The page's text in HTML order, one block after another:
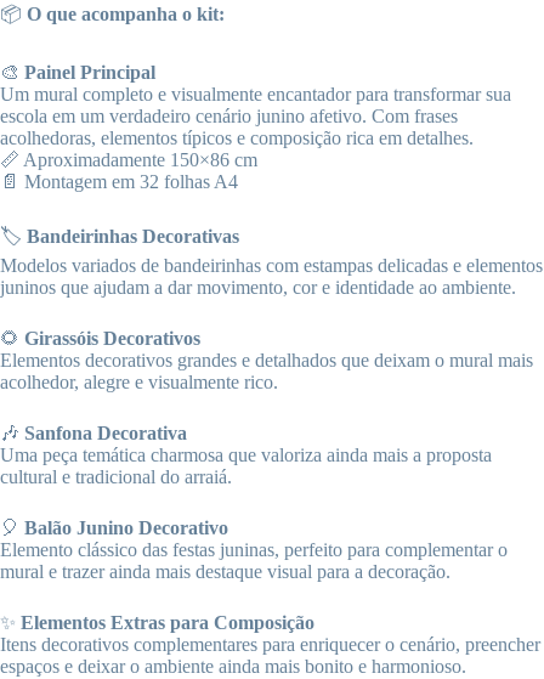
📦 O que acompanha o kit:
🎨 Painel Principal
Um mural completo e visualmente encantador para transformar sua
escola em um verdadeiro cenário junino afetivo. Com frases
acolhedoras, elementos típicos e composição rica em detalhes.
📏 Aproximadamente 150×86 cm
📄 Montagem em 32 folhas A4
🏷️ Bandeirinhas Decorativas
Modelos variados de bandeirinhas com estampas delicadas e elementos
juninos que ajudam a dar movimento, cor e identidade ao ambiente.
🌻 Girassóis Decorativos
Elementos decorativos grandes e detalhados que deixam o mural mais
acolhedor, alegre e visualmente rico.
🎶 Sanfona Decorativa
Uma peça temática charmosa que valoriza ainda mais a proposta
cultural e tradicional do arraiá.
🎈 Balão Junino Decorativo
Elemento clássico das festas juninas, perfeito para complementar o
mural e trazer ainda mais destaque visual para a decoração.
✨ Elementos Extras para Composição
Itens decorativos complementares para enriquecer o cenário, preencher
espaços e deixar o ambiente ainda mais bonito e harmonioso.